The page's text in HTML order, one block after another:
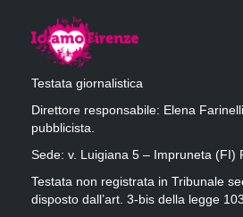
Testata giornalistica
Direttore responsabile: Elena
pubblicista.
Sede: v. Luigiana 5 – Impruneta (FI)
Testata non registrata in Tribunale
disposto dall’art. 3-bis della legge